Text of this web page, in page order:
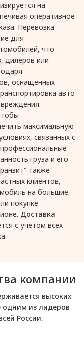
на
оперативное
Перевозка
для
что
дилеров или
оснащенных
авто
максимальную
связанных с
груза и его
также
клиентов,
на большие
покупке
Доставка
с учетом всех
компании
высоких
одним из лидеров
России.